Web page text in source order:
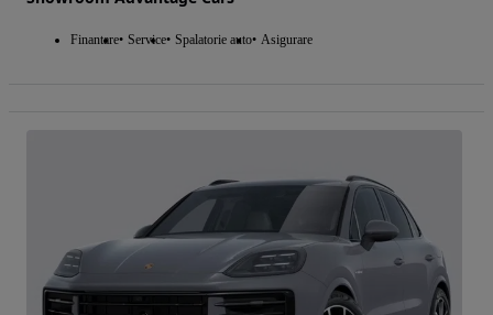
Finantare Service Spalatorie auto Asigurare